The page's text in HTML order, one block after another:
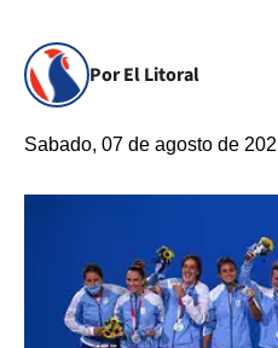
Por El Litoral
Sabado, 07 de agosto de